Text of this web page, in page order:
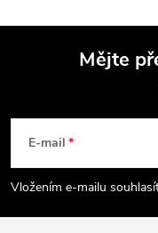
Mějte
E-mail
Vložením e-mailu